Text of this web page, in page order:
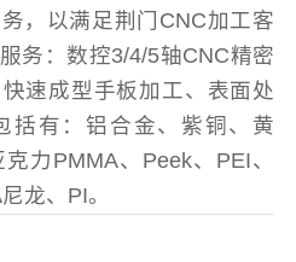
，以满足荆门CNC加工客
务：数控3/4/5轴CNC精密
速成型手板加工、表面处
括有：铝合金、紫铜、黄
力PMMA、Peek、PEI、
龙、PI。